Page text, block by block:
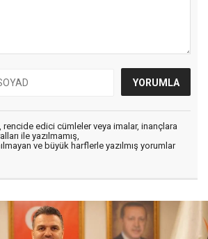
rencide edici cümleler veya imalar, inançlara
ile yazılmamış,
ve büyük harflerle yazılmış yorumlar